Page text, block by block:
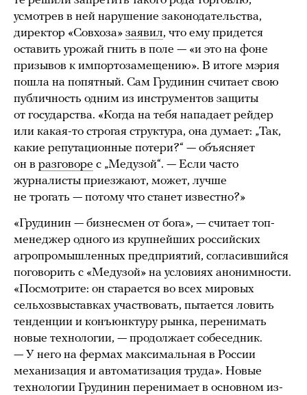
усмотрев в ней нарушение законодательства,
директор «Совхоза» заявил, что ему придется
оставить урожай гнить в поле — «и это на фоне
призывов к импортозамещению». В итоге мэрия
пошла на попятный. Сам Грудинин считает свою
публичность одним из инструментов защиты
от государства. «Когда на тебя нападает рейдер
или какая-то строгая структура, она думает: „Так,
какие репутационные потери?“ — объясняет
он в разговоре с „Медузой“. — Если часто
журналисты приезжают, может, лучше
не трогать — потому что станет известно?»
«Грудинин — бизнесмен от бога», — считает топ-
менеджер одного из крупнейших российских
агропромышленных предприятий, согласившийся
поговорить с «Медузой» на условиях анонимности.
«Посмотрите: он старается во всех мировых
сельхозвыставках участвовать, пытается ловить
тенденции и конъюнктуру рынка, перенимать
новые технологии, — продолжает собеседник.
— У него на фермах максимальная в России
механизация и автоматизация труда». Новые
технологии Грудинин перенимает в основном из-